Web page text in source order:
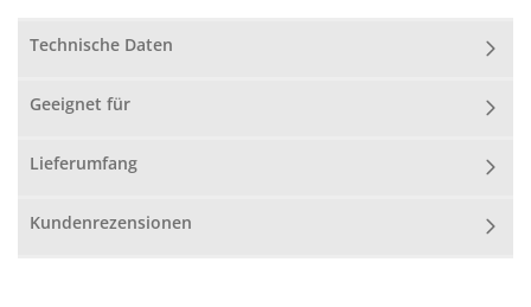
Technische Daten
Geeignet für
Lieferumfang
Kundenrezensionen